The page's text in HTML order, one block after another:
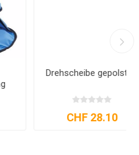
Halbrolle PurplePos
CHF 53.65